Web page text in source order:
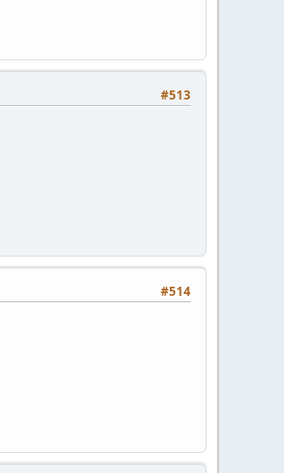
#513
#514